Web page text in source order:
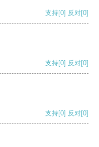
支持[0] 反对[0]
支持[0] 反对[0]
支持[0] 反对[0]